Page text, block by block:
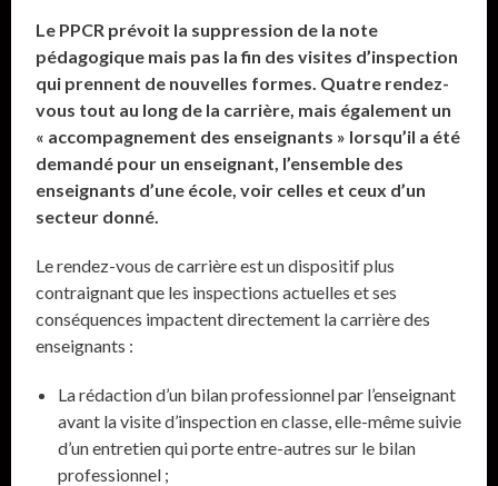
Le PPCR prévoit la suppression de la note
pédagogique mais pas la fin des visites d’inspection
qui prennent de nouvelles formes. Quatre rendez-
vous tout au long de la carrière, mais également un
« accompagnement des enseignants » lorsqu’il a été
demandé pour un enseignant, l’ensemble des
enseignants d’une école, voir celles et ceux d’un
secteur donné.
Le rendez-vous de carrière est un dispositif plus
contraignant que les inspections actuelles et ses
conséquences impactent directement la carrière des
enseignants :
La rédaction d’un bilan professionnel par l’enseignant
avant la visite d’inspection en classe, elle-même suivie
d’un entretien qui porte entre-autres sur le bilan
professionnel ;